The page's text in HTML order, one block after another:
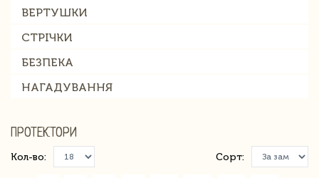
ВЕРТУШКИ
СТРІЧКИ
БЕЗПЕКА
НАГАДУВАННЯ
ПРОТЕКТОРИ
Кол-во: Сорт: